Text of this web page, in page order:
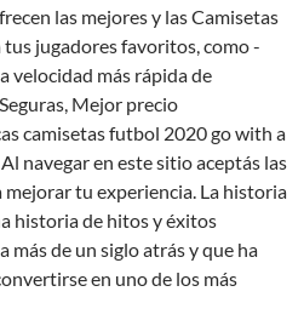
las mejores y las Camisetas
jugadores favoritos, como -
velocidad más rápida de
Mejor precio
camisetas futbol 2020 go with a
navegar en este sitio aceptás las
tu experiencia. La historia
historia de hitos y éxitos
más de un siglo atrás y que ha
en uno de los más